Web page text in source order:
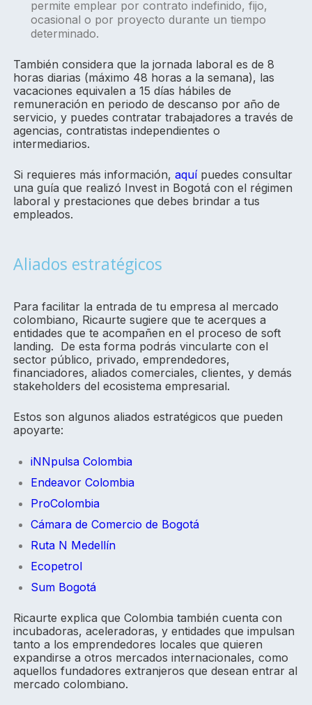
permite emplear por contrato indefinido, fijo,
ocasional o por proyecto durante un tiempo
determinado.
También considera que la jornada laboral es de 8
horas diarias (máximo 48 horas a la semana), las
vacaciones equivalen a 15 días hábiles de
remuneración en periodo de descanso por año de
servicio, y puedes contratar trabajadores a través de
agencias, contratistas independientes o
intermediarios.
Si requieres más información, aquípuedes consultar
una guía que realizó Invest in Bogotá con el régimen
laboral y prestaciones que debes brindar a tus
empleados.
Aliados estratégicos
Para facilitar la entrada de tu empresa al mercado
colombiano, Ricaurte sugiere que te acerques a
entidades que te acompañen en el proceso de soft
landing. De esta forma podrás vincularte con el
sector público, privado, emprendedores,
financiadores, aliados comerciales, clientes, y demás
stakeholders del ecosistema empresarial.
Estos son algunos aliados estratégicos que pueden
apoyarte:
iNNpulsa Colombia
Endeavor Colombia
ProColombia
Cámara de Comercio de Bogotá
Ruta N Medellín
Ecopetrol
Sum Bogotá
Ricaurte explica que Colombia también cuenta con
incubadoras, aceleradoras, y entidades que impulsan
tanto a los emprendedores locales que quieren
expandirse a otros mercados internacionales, como
aquellos fundadores extranjeros que desean entrar al
mercado colombiano.